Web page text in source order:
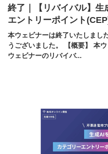
終了｜【リバイバル】
エントリーポイント
本ウェビナーは終了いたしまし
うございました。 【概要】 本
ウェビナーのリバイバ...